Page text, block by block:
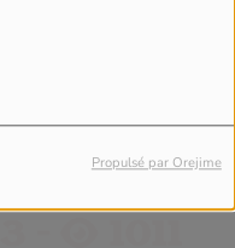
Propulsé par Orejime